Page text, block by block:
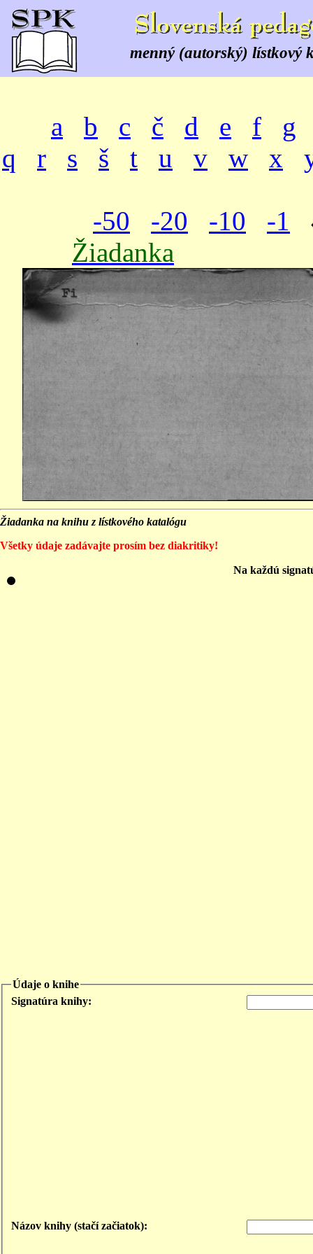
menný (autorský) lístkový
a b c č d e f
g
q
r s š t u v w x
-50 -20 -10
-1
Žiadanka
Žiadanka na knihu z lístkového katalógu
Všetky údaje zadávajte prosím bez diakritiky!
Na každú
Údaje o knihe
Signatúra knihy:
Názov knihy (stačí začiatok):